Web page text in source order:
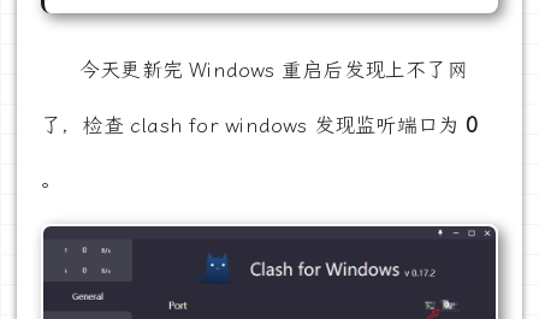
今天更新完 Windows 重启后发现上不了网
了，检查 clash for windows 发现监听端口为 0
。